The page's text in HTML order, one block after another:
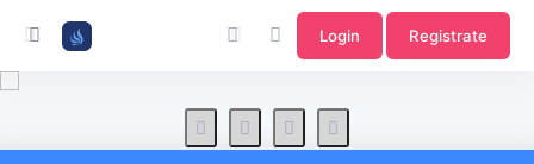
Login Registrate